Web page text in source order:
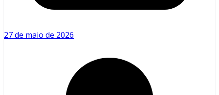
27 de maio de 2026